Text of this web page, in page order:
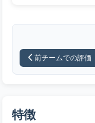
前チームでの評価
特徴